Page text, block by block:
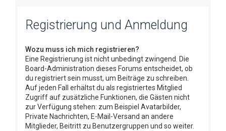
Registrierung und Anmeldung
Wozu muss ich mich registrieren?
Eine Registrierung ist nicht unbedingt zwingend. Die
Board-Administration dieses Forums entscheidet, ob
du registriert sein musst, um Beiträge zu schreiben.
Auf jeden Fall erhältst du als registriertes Mitglied
Zugriff auf zusätzliche Funktionen, die Gästen nicht
zur Verfügung stehen: zum Beispiel Avatarbilder,
Private Nachrichten, E-Mail-Versand an andere
Mitglieder, Beitritt zu Benutzergruppen und so weiter.